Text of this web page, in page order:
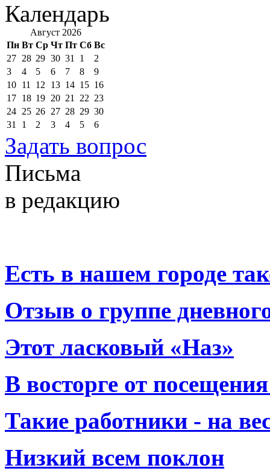
Календарь
Август 2026
Пн Вт Ср Чт Пт Сб Вс
27 28 29 30 31 1
2
3
4 5 6 7 8
9
10 11 12 13 14 15 16
17 18 19 20 21 22 23
24 25 26 27 28 29 30
31
1 2 3 4 5 6
Задать вопрос
Письма
в редакцию
Есть в нашем городе
Отзыв о группе
Этот ласковый «Наз»
В восторге от
Такие работники - на
Низкий всем поклон